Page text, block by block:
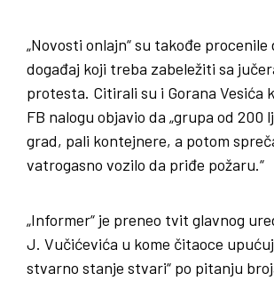
„Novosti onlajn“ su takođe procenile
događaj koji treba zabeležiti sa
protesta. Citirali su i Gorana Vesića
FB nalogu objavio da „grupa od 200
grad, pali kontejnere, a potom
vatrogasno vozilo da priđe požaru.“
„Informer“ je preneo tvit glavnog
J. Vučićevića u kome čitaoce
stvarno stanje stvari“ po pitanju